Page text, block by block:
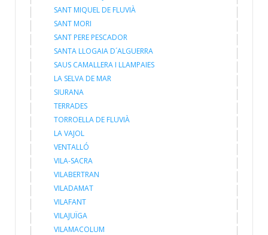
SANT MIQUEL DE FLUVIÀ
SANT MORI
SANT PERE PESCADOR
SANTA LLOGAIA D´ALGUERRA
SAUS CAMALLERA I LLAMPAIES
LA SELVA DE MAR
SIURANA
TERRADES
TORROELLA DE FLUVIÀ
LA VAJOL
VENTALLÓ
VILA-SACRA
VILABERTRAN
VILADAMAT
VILAFANT
VILAJUÏGA
VILAMACOLUM